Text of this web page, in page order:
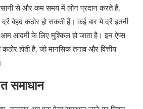
लेंडिंग इंटरफेस (ULI) के माध्यम से लोन के
सरल और डिजिटल प्रक्रिया है। यहाँ
करने के लिए आवश्यक चरण बताए गए हैं:
या वेबसाइट चुनें
का चयन करें
से और कम समय में लोन प्रदान करते हैं,
बेहद कठोर हो सकती हैं। कई बार ये दरें इतनी
आम आदमी के लिए मुश्किल हो जाता है। इन ऐप्स
होती है, जो मानसिक तनाव और वित्तीय
समाधान